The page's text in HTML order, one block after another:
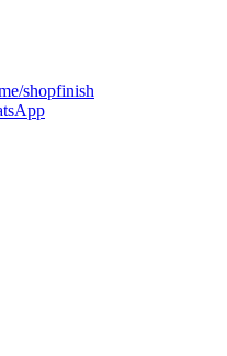
shopfinish